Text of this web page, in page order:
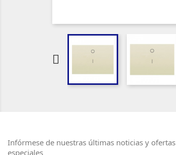

Infórmese de nuestras últimas noticias y ofertas
especiales